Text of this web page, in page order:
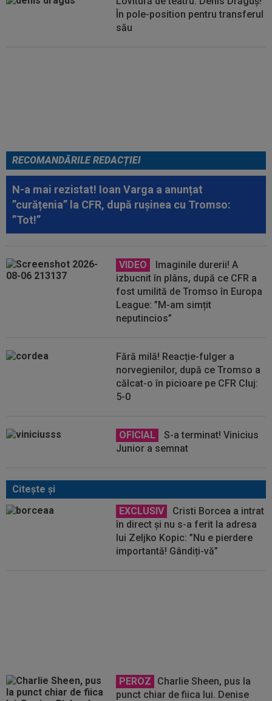
În pole-position pentru transferul
său
RECOMANDĂRILE REDACȚIEI
N-a mai rezistat! Ioan Varga a anunțat
”curățenia” la CFR, după rușinea cu Tromso:
”Tot!”
VIDEO
Imaginile durerii! A
izbucnit în plâns, după ce CFR a
fost umilită de Tromso în Europa
League: ”M-am simțit
neputincios”
Fără milă! Reacție-fulger a
norvegienilor, după ce Tromso a
călcat-o în picioare pe CFR Cluj:
5-0
OFICIAL
S-a terminat! Vinicius
Junior a semnat
Citeşte şi
EXCLUSIV
Cristi Borcea a intrat
în direct și nu s-a ferit la adresa
lui Zeljko Kopic: ”Nu e pierdere
importantă! Gândiți-vă”
PEROZ
Charlie Sheen, pus la
punct chiar de fiica lui. Denise